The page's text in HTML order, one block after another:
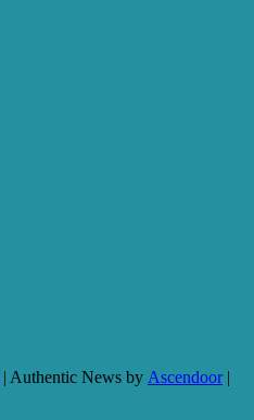
| Authentic News by Ascendoor|